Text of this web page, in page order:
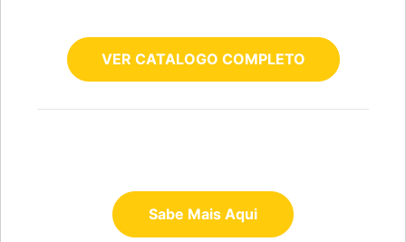
VER CATALOGO COMPLETO
Sabe Mais Aqui